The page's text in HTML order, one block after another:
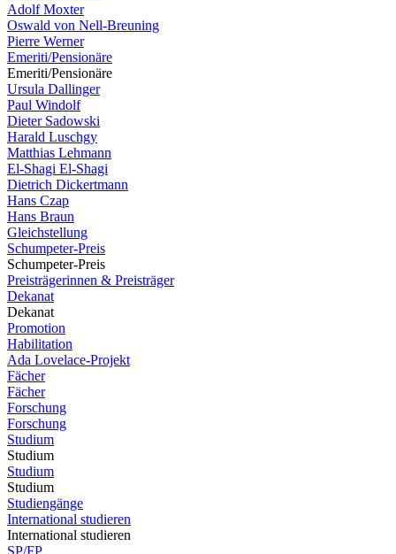
Adolf Moxter
Oswald von Nell-Breuning
Pierre Werner
Emeriti/Pensionäre
Emeriti/Pensionäre
Ursula Dallinger
Paul Windolf
Dieter Sadowski
Harald Luschgy
Matthias Lehmann
El-Shagi El-Shagi
Dietrich Dickertmann
Hans Czap
Hans Braun
Gleichstellung
Schumpeter-Preis
Schumpeter-Preis
Preisträgerinnen & Preisträger
Dekanat
Dekanat
Promotion
Habilitation
Ada Lovelace-Projekt
Fächer
Fächer
Forschung
Forschung
Studium
Studium
Studium
Studium
Studiengänge
International studieren
International studieren
SP/FP